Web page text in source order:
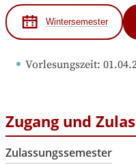
Wintersemester
Vorlesungszeit:
Zugang und
Zulassungssemester